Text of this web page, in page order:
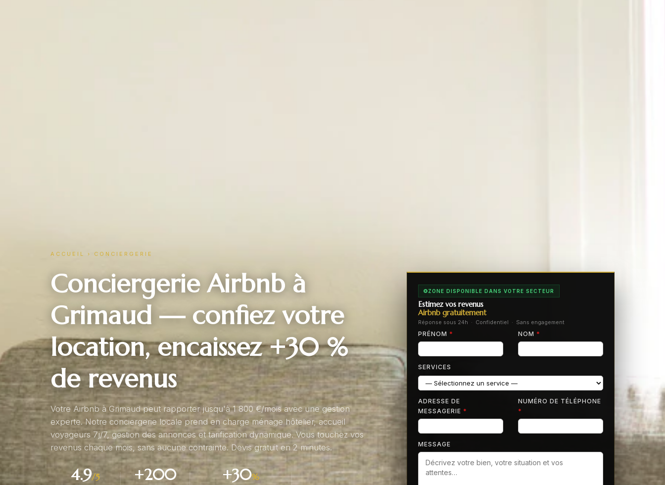
ACCUEIL › CONCIERGERIE
Conciergerie Airbnb à
Grimaud — confiez votre
location, encaissez +30 %
de revenus
Votre Airbnb à Grimaud peut rapporter jusqu'à 1 800 €/mois avec une gestion
experte. Notre conciergerie locale prend en charge ménage hôtelier, accueil
voyageurs 7j/7, gestion des annonces et tarification dynamique. Vous touchez vos
revenus chaque mois, sans aucune contrainte. Devis gratuit en 2 minutes.
4.9/5 +200 +30%
ZONE DISPONIBLE DANS VOTRE SECTEUR
Estimez vos revenus
Airbnb gratuitement
Réponse sous 24h · Confidentiel · Sans engagement
PRÉNOM * NOM *
SERVICES
ADRESSE DE
MESSAGERIE *
NUMÉRO DE TÉLÉPHONE
*
MESSAGE